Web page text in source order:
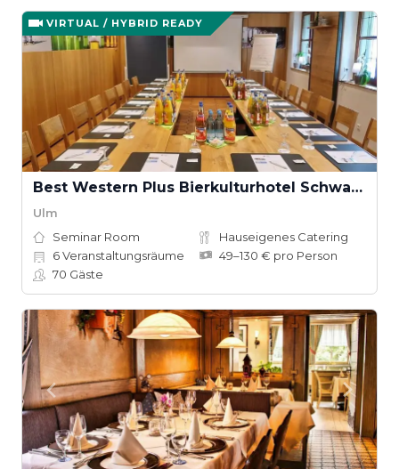
VIRTUAL / HYBRID READY
Best Western Plus Bierkulturhotel Schwanen
Ulm
Seminar Room
Hauseigenes Catering
6Veranstaltungsräume
49–130 € pro Person
70 Gäste